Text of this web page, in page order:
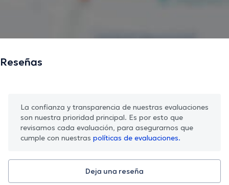
Reseñas
La confianza y transparencia de nuestras evaluaciones
son nuestra prioridad principal. Es por esto que
revisamos cada evaluación, para asegurarnos que
cumple con nuestras políticas de evaluaciones.
Deja una reseña